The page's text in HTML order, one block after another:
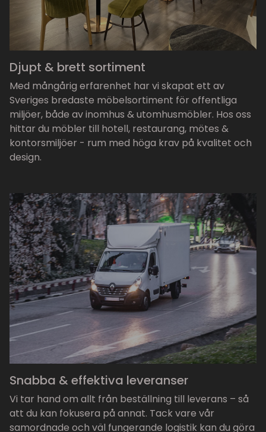
Djupt & brett sortiment
Med mångårig erfarenhet har vi skapat ett av
Sveriges bredaste möbelsortiment för offentliga
miljöer, både av inomhus & utomhusmöbler. Hos oss
hittar du möbler till hotell, restaurang, mötes &
kontorsmiljöer - rum med höga krav på kvalitet och
design.
Snabba & effektiva leveranser
Vi tar hand om allt från beställning till leverans – så
att du kan fokusera på annat. Tack vare vår
samordnade och väl fungerande logistik kan du göra